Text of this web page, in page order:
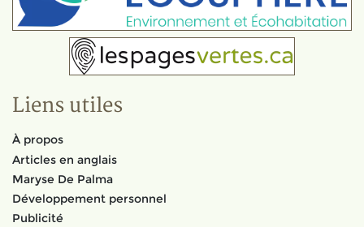
Liens utiles
À propos
Articles en anglais
Maryse De Palma
Développement personnel
Publicité